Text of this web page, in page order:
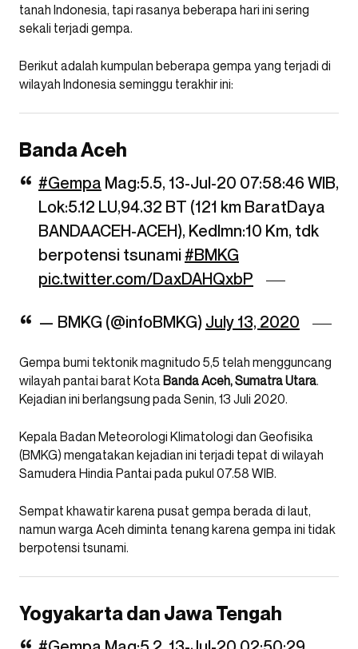
tanah Indonesia, tapi rasanya beberapa hari ini sering
sekali terjadi gempa.
Berikut adalah kumpulan beberapa gempa yang terjadi di
wilayah Indonesia seminggu terakhir ini:
Banda Aceh
#Gempa Mag:5.5, 13-Jul-20 07:58:46 WIB,
Lok:5.12 LU,94.32 BT (121 km BaratDaya
BANDAACEH-ACEH), Kedlmn:10 Km, tdk
berpotensi tsunami #BMKG
pic.twitter.com/DaxDAHQxbP
— BMKG (@infoBMKG) July 13, 2020
Gempa bumi tektonik magnitudo 5,5 telah mengguncang
wilayah pantai barat Kota Banda Aceh, Sumatra Utara.
Kejadian ini berlangsung pada Senin, 13 Juli 2020.
Kepala Badan Meteorologi Klimatologi dan Geofisika
(BMKG) mengatakan kejadian ini terjadi tepat di wilayah
Samudera Hindia Pantai pada pukul 07.58 WIB.
Sempat khawatir karena pusat gempa berada di laut,
namun warga Aceh diminta tenang karena gempa ini tidak
berpotensi tsunami.
Yogyakarta dan Jawa Tengah